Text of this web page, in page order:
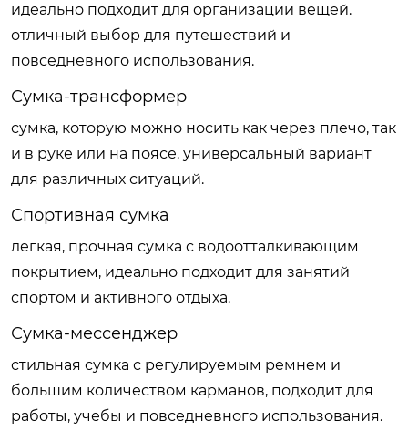
идеально подходит для организации вещей.
отличный выбор для путешествий и
повседневного использования.
Сумка-трансформер
сумка, которую можно носить как через плечо, так
и в руке или на поясе. универсальный вариант
для различных ситуаций.
Спортивная сумка
легкая, прочная сумка с водоотталкивающим
покрытием, идеально подходит для занятий
спортом и активного отдыха.
Сумка-мессенджер
стильная сумка с регулируемым ремнем и
большим количеством карманов, подходит для
работы, учебы и повседневного использования.